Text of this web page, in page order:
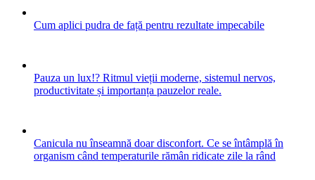
Cum aplici pudra de față pentru rezultate impecabile
Pauza un lux!? Ritmul vieții moderne, sistemul nervos,
productivitate și importanța pauzelor reale.
Canicula nu înseamnă doar disconfort. Ce se întâmplă în
organism când temperaturile rămân ridicate zile la rând